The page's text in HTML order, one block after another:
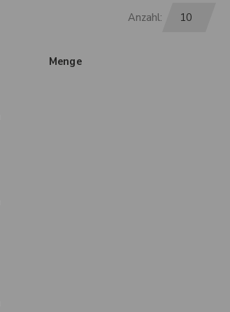
Anzahl:
Menge